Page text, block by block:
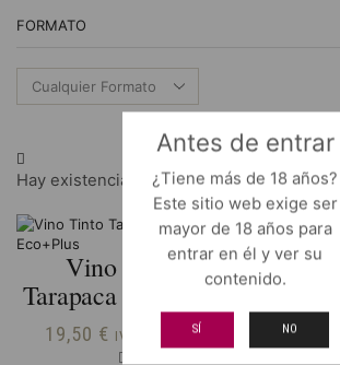
Antes de entrar
¿Tiene más de 18 años?
Este sitio web exige ser
mayor de 18 años para
entrar en él y ver su
contenido.
SÍ NO
FORMATO
Hay existencias
Vino Tinto
Tarapaca Eco+Plus
19,50 € IVA Incluido